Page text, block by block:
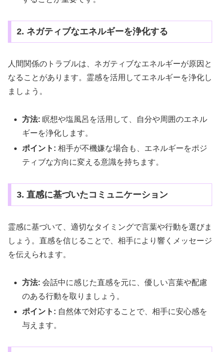
2. ネガティブなエネルギーを浄化する
人間関係のトラブルは、ネガティブなエネルギーが原因と
なることがあります。霊感を活用してエネルギーを浄化し
ましょう。
方法: 瞑想や塩風呂を活用して、自分や周囲のエネル
ギーを浄化します。
ポイント: 相手が不機嫌な場合も、エネルギーをポジ
ティブな方向に変える意識を持ちます。
3. 直感に基づいたコミュニケーション
霊感に基づいて、適切なタイミングで言葉や行動を選びま
しょう。直感を信じることで、相手により響くメッセージ
を伝えられます。
方法: 会話中に感じた直感を元に、優しい言葉や配慮
のある行動を取りましょう。
ポイント: 自然体で対応することで、相手に安心感を
与えます。